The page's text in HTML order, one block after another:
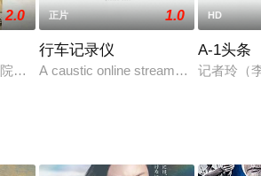
2.0
的一幢筒子楼里居住着学院党委书记袁
正片 1.0
行车记录仪
A caustic online streamer’s anarchic
HD
A-1头条
记者玲（